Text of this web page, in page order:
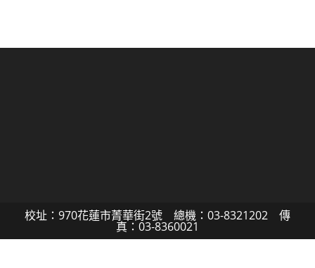
校址：970花蓮市菁華街2號 總機：03-8321202 傳
真：03-8360021